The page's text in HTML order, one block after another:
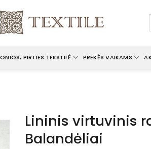
PIRTIES TEKSTILĖ PREKĖS VAIKAMS
Lininis virtuvinis
Balandėliai